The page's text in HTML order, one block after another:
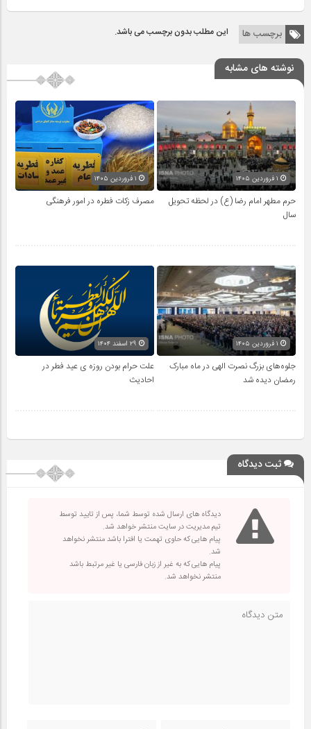
برچسب ها این مطلب بدون برچسب می باشد.
نوشته های مشابه
حرم مطهر امام رضا (ع) در لحظه تحویل
سال
مصرف زکات فطره در امور فرهنگی
جلوه‌های بزرگ نصرت الهی در ماه مبارک
رمضان دیده شد
علت حرام بودن روزه ی عید فطر در
احادیث
ثبت دیدگاه
دیدگاه های ارسال شده توسط شما، پس از تایید توسط
تیم مدیریت در سایت منتشر خواهد شد.
پیام هایی که حاوی تهمت یا افترا باشد منتشر نخواهد
شد.
پیام هایی که به غیر از زبان فارسی یا غیر مرتبط باشد
منتشر نخواهد شد.